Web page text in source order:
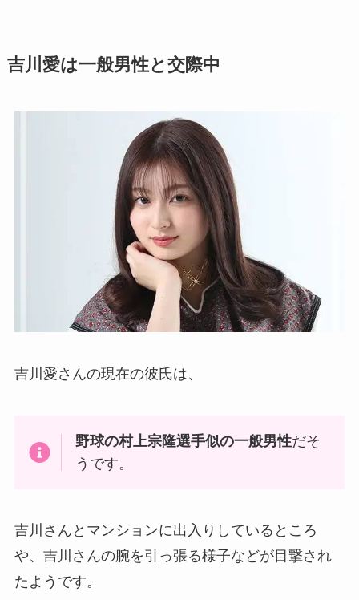
吉川愛は一般男性と交際中
吉川愛さんの現在の彼氏は、
野球の村上宗隆選手似の一般男性だそ
うです。
吉川さんとマンションに出入りしているところ
や、吉川さんの腕を引っ張る様子などが目撃され
たようです。